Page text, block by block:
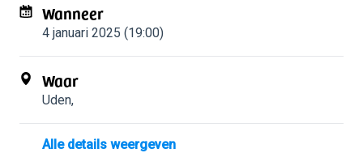
Wanneer
4 januari 2025 (19:00)
Waar
Uden,
Alle details weergeven